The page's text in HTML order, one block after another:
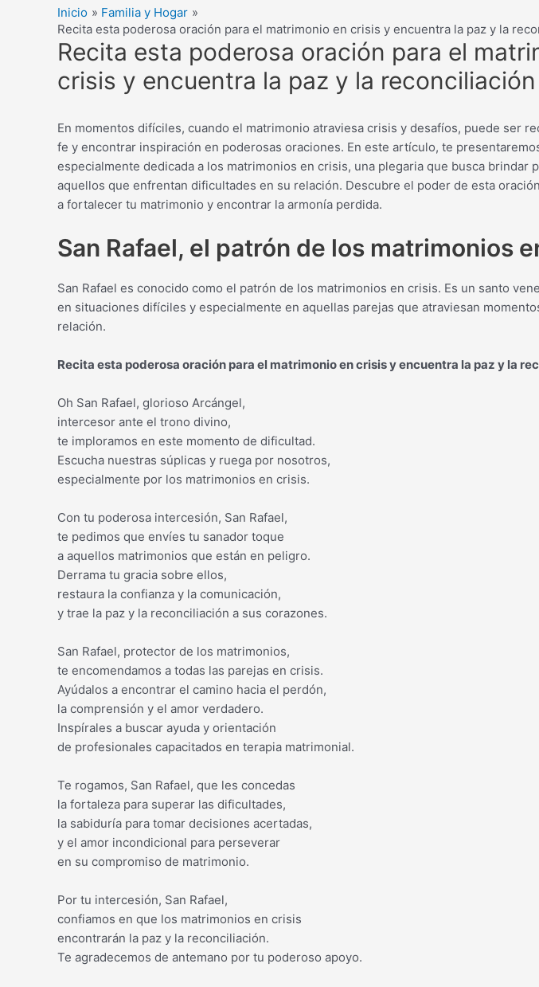
Inicio
Familia y Hogar
Recita esta poderosa oración para el matrimonio en crisis y encuentra la paz y la
Recita esta poderosa oración para el
crisis y encuentra la paz y la reconciliación
En momentos difíciles, cuando el matrimonio atraviesa crisis y desafíos, puede ser
fe y encontrar inspiración en poderosas oraciones. En este artículo, te
especialmente dedicada a los matrimonios en crisis, una plegaria que busca brindar
aquellos que enfrentan dificultades en su relación. Descubre el poder de esta
a fortalecer tu matrimonio y encontrar la armonía perdida.
San Rafael, el patrón de los matrimonios
San Rafael es conocido como el patrón de los matrimonios en crisis. Es un santo
en situaciones difíciles y especialmente en aquellas parejas que atraviesan
relación.
Recita esta poderosa oración para el matrimonio en crisis y encuentra la paz y la
Oh San Rafael, glorioso Arcángel,
intercesor ante el trono divino,
te imploramos en este momento de dificultad.
Escucha nuestras súplicas y ruega por nosotros,
especialmente por los matrimonios en crisis.
Con tu poderosa intercesión, San Rafael,
te pedimos que envíes tu sanador toque
a aquellos matrimonios que están en peligro.
Derrama tu gracia sobre ellos,
restaura la confianza y la comunicación,
y trae la paz y la reconciliación a sus corazones.
San Rafael, protector de los matrimonios,
te encomendamos a todas las parejas en crisis.
Ayúdalos a encontrar el camino hacia el perdón,
la comprensión y el amor verdadero.
Inspírales a buscar ayuda y orientación
de profesionales capacitados en terapia matrimonial.
Te rogamos, San Rafael, que les concedas
la fortaleza para superar las dificultades,
la sabiduría para tomar decisiones acertadas,
y el amor incondicional para perseverar
en su compromiso de matrimonio.
Por tu intercesión, San Rafael,
confiamos en que los matrimonios en crisis
encontrarán la paz y la reconciliación.
Te agradecemos de antemano por tu poderoso apoyo.